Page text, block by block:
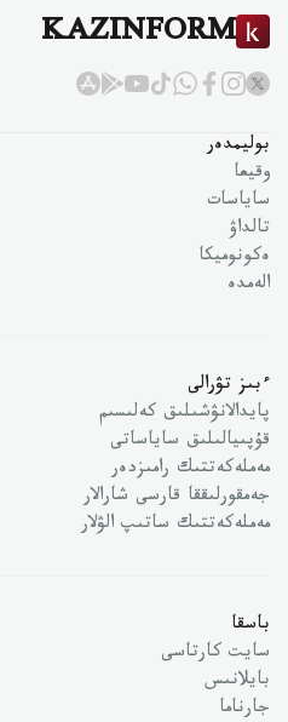
KAZINFORM
بوليمدەر
وقيعا
ساياسات
تالداۋ
ەكونوميكا
الەمدە
ءبىز تۋرالى
پايدالانۋشىلىق كەلىسىم
قۇپىيالىلىق ساياساتى
مەملەكەتتىك رامىزدەر
جەمقورلىققا قارسى شارالار
مەملەكەتتىك ساتىپ الۋلار
باسقا
سايت كارتاسى
بايلانىس
جارناما